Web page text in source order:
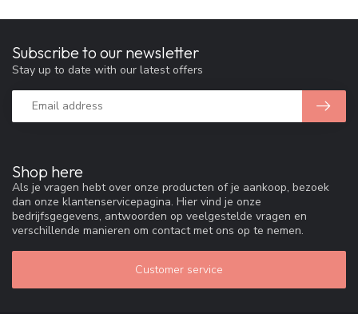
Shop here
Als je vragen hebt over onze producten of je aankoop, bezoek
dan onze klantenservicepagina. Hier vind je onze
bedrijfsgegevens, antwoorden op veelgestelde vragen en
verschillende manieren om contact met ons op te nemen.
Customer service
Subscribe to our newsletter
Stay up to date with our latest offers